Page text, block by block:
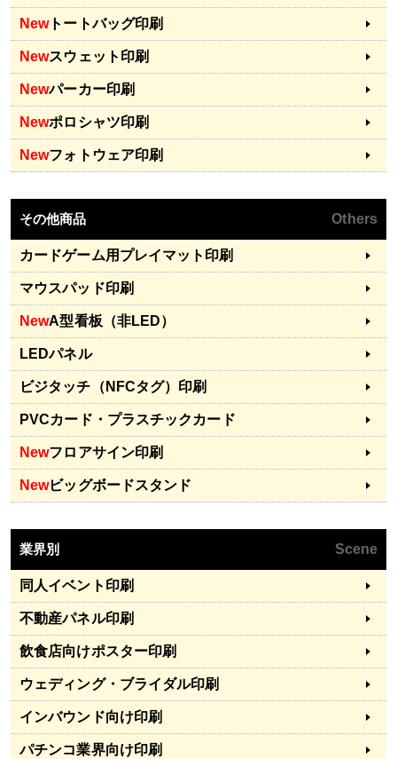
Newトートバッグ印刷
Newスウェット印刷
Newパーカー印刷
Newポロシャツ印刷
Newフォトウェア印刷
その他商品 Others
カードゲーム用プレイマット印刷
マウスパッド印刷
NewA型看板（非LED）
LEDパネル
ビジタッチ（NFCタグ）印刷
PVCカード・プラスチックカード
Newフロアサイン印刷
Newビッグボードスタンド
業界別 Scene
同人イベント印刷
不動産パネル印刷
飲食店向けポスター印刷
ウェディング・ブライダル印刷
インバウンド向け印刷
パチンコ業界向け印刷